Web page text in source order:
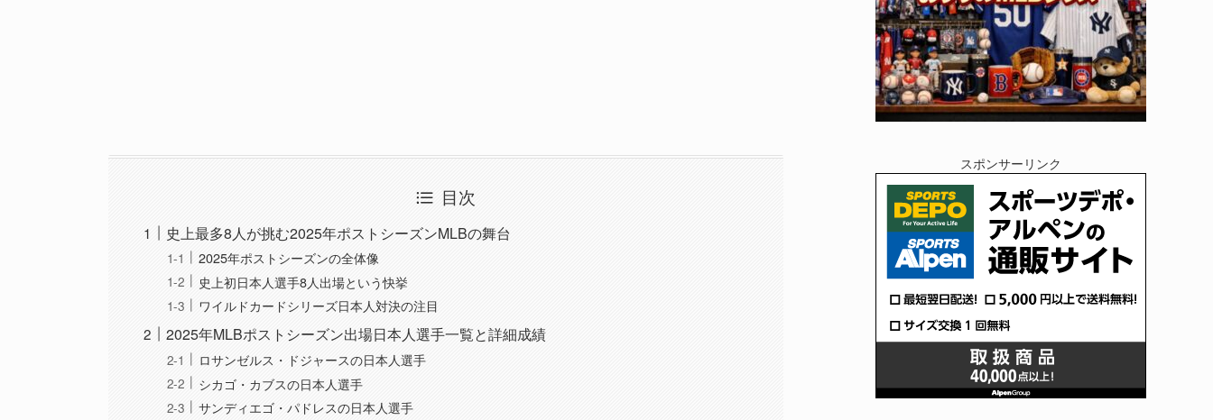
目次
史上最多8人が挑む2025年ポストシーズンMLBの舞台
2025年ポストシーズンの全体像
史上初日本人選手8人出場という快挙
ワイルドカードシリーズ日本人対決の注目
2025年MLBポストシーズン出場日本人選手一覧と詳細成績
ロサンゼルス・ドジャースの日本人選手
シカゴ・カブスの日本人選手
サンディエゴ・パドレスの日本人選手
スポンサーリンク